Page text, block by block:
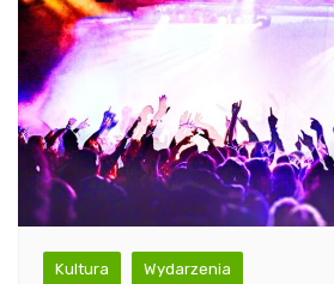
Kultura Wydarzenia